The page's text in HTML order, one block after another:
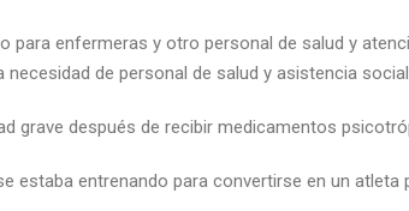
para enfermeras y otro personal de salud y
de personal de salud y asistencia
grave después de recibir medicamentos
estaba entrenando para convertirse en un atleta